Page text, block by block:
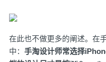
在此也不做更多的阐述。在
中： 手淘设计师常选择